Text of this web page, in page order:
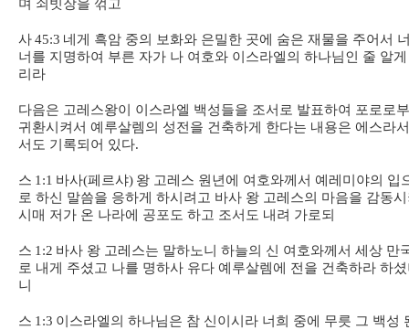
며 쇠빗장을 꺾고
사45:3 네게 흑암 중의 보화와 은밀한 곳에 숨은 재물을 주어서
너를 지명하여 부른 자가 나 여호와 이스라엘의 하나님인 줄 알
리라
다음은 고레스왕이 이스라엘 백성들을 조서로 발표하여 포로로
귀환시켜서 예루살렘의 성전을 건축하게 한다는 내용은 에스라
서도 기록되어 있다.
스 1:1 바사(페르샤) 왕 고레스 원년에 여호와께서 예레미야의 입
로 하신 말씀을 응하게 하시려고 바사 왕 고레스의 마음을 감동
시매 저가 온 나라에 공포도 하고 조서도 내려 가로되
스 1:2 바사 왕 고레스는 말하노니 하늘의 신 여호와께서 세상 만
로 내게 주셨고 나를 명하사 유다 예루살렘에 전을 건축하라 하
니
스 1:3 이스라엘의 하나님은 참 신이시라 너희 중에 무릇 그 백성